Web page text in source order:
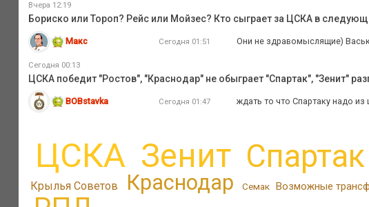
Вчера 12:19
Бориско или Тороп? Рейс или Мойзес? Кто сыграет за ЦСКА в
Макс Сегодня 01:51 Они не здравомыслящие)
Сегодня 00:13
ЦСКА победит "Ростов", "Краснодар" не обыграет "Спартак", "Зенит"
BOBstavka Сегодня 01:47 ждать то что Спартаку надо
ЦСКА Зенит Спартак
Крылья Советов Краснодар Семак Возможные